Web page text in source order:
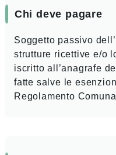
Chi deve pagare
Soggetto passivo
strutture ricettive e/o
iscritto all’anagrafe
fatte salve le
Regolamento